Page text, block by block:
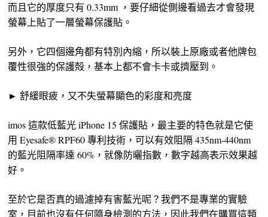
而且它的厚度只有 0.33mm ，要仔細從側邊看過去才會發現
螢幕上貼了一層螢幕保護貼。
另外，它四個邊角都有特別內縮，所以裝上原廠或者他牌包
覆性很強的保護殻，基本上都不會卡卡或擠壓到。
► 舒緩眼疲，又不失螢幕顯色的彩度和亮度
imos 這款低藍光 iPhone 15 保護貼，最主要的特色就是它使
用 Eyesafe® RPF60 專利技術，可以有效阻隔 435nm-440nm
的藍光阻隔率達 60%，就像防曬指數，數字越高表示效果越
好。
至於它是否真的過濾掉有害藍光呢？我們不是專業的實驗
室，目前也沒有任何隨身檢測的方法，因此我們在購買這類